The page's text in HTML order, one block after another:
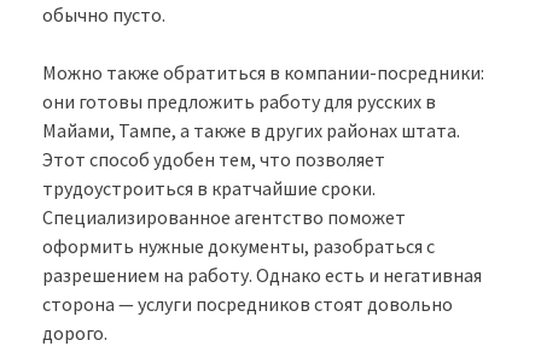
обычно пусто.
Можно также обратиться в компании-посредники:
они готовы предложить работу для русских в
Майами, Тампе, а также в других районах штата.
Этот способ удобен тем, что позволяет
трудоустроиться в кратчайшие сроки.
Специализированное агентство поможет
оформить нужные документы, разобраться с
разрешением на работу. Однако есть и негативная
сторона — услуги посредников стоят довольно
дорого.